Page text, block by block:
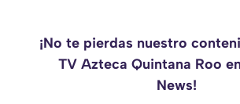
¡No te pierdas nuestro
TV Azteca Quintana Roo
News!